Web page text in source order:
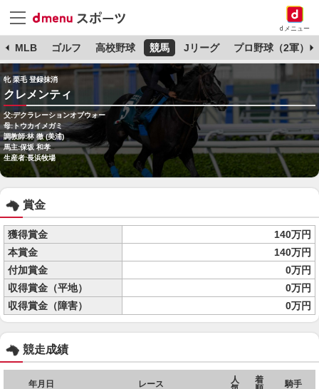
dメニュー
MLB ゴルフ 高校野球 競馬 Jリーグ プロ野球（2軍）
牝 栗毛 登録抹消
クレメンティ
父:デクラレーションオブウォー
母:トウカイメガミ
調教師:林 徹 (美浦)
馬主:保坂 和孝
生産者:長浜牧場
賞金
獲得賞金
140万円
本賞金
140万円
付加賞金
0万円
収得賞金（平地）
0万円
収得賞金（障害）
0万円
競走成績
年月日 レース
人
着
騎手